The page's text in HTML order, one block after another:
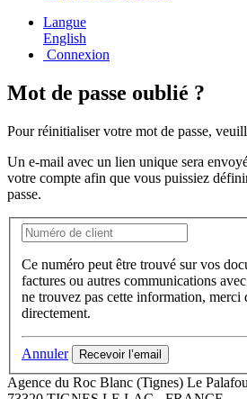
Langue
English
Connexion
Mot de passe oublié ?
Pour réinitialiser votre mot de passe,
Un e-mail avec un lien unique sera
votre compte afin que vous puissiez
passe.
Ce numéro peut être trouvé sur vos
factures ou autres communications
ne trouvez pas cette information, merci
directement.
Annuler Recevoir l’email
Agence du Roc Blanc (Tignes) Le